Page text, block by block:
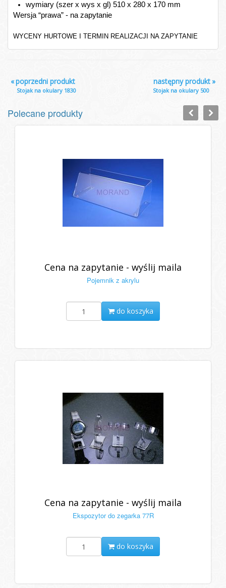
wymiary (szer x wys x gl) 510 x 280 x 170 mm
Wersja “prawa” - na zapytanie
WYCENY HURTOWE I TERMIN REALIZACJI NA ZAPYTANIE
«poprzedni produkt
Stojak na okulary 1830
»
następny produkt
Stojak na okulary 500
Polecane produkty
Cena na zapytanie - wyślij maila
Pojemnik z akrylu
do koszyka
Cena na zapytanie - wyślij maila
Ekspozytor do zegarka 77R
do koszyka